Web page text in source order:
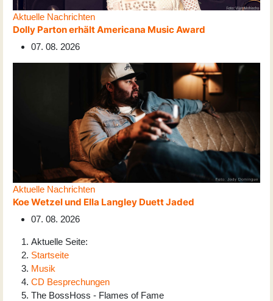
Aktuelle Nachrichten
Dolly Parton erhält Americana Music Award
07. 08. 2026
Aktuelle Nachrichten
Koe Wetzel und Ella Langley Duett Jaded
07. 08. 2026
Aktuelle Seite:
Startseite
Musik
CD Besprechungen
The BossHoss - Flames of Fame